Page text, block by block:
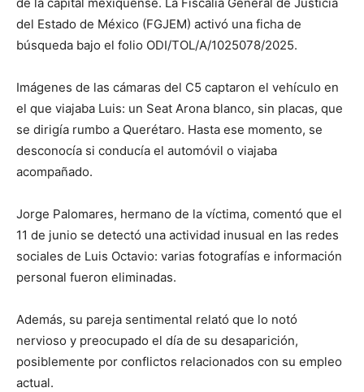
de la capital mexiquense. La Fiscalía General de Justicia
del Estado de México (FGJEM) activó una ficha de
búsqueda bajo el folio ODI/TOL/A/1025078/2025.
Imágenes de las cámaras del C5 captaron el vehículo en
el que viajaba Luis: un Seat Arona blanco, sin placas, que
se dirigía rumbo a Querétaro. Hasta ese momento, se
desconocía si conducía el automóvil o viajaba
acompañado.
Jorge Palomares, hermano de la víctima, comentó que el
11 de junio se detectó una actividad inusual en las redes
sociales de Luis Octavio: varias fotografías e información
personal fueron eliminadas.
Además, su pareja sentimental relató que lo notó
nervioso y preocupado el día de su desaparición,
posiblemente por conflictos relacionados con su empleo
actual.